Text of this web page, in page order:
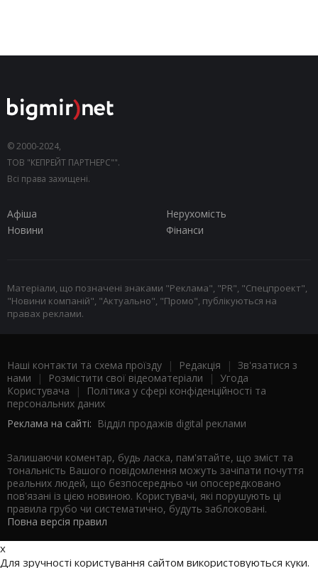
© 2000-2024,
ТОВ "КЕПРЕЙТ ПАРТНЕРС"".
Всі права захищені.
Афіша
Нерухомість
Новини
Фінанси
Матеріали, що позначені знаками "Реклама", "PR", "Спецпроект",
"Новини компаній", "Актуально", "Промо", публікуються на
правах реклами.
Наші контакти та схема проїзду | Редакція | Зв'язатися з
нами | Розмістити свої відеоматеріали | Угода
Користувача |
Політика у сфері конфіденційності та
персональних даних
Реклама на сайті: Відділ продажів digital реклами
Залишаючи коментар, будь ласка, пам'ятайте, що зміст та
тональність Вашого повідомлення можуть зачіпати почуття
реальних людей, що безпосередньо чи опосередковано
пов'язані із цією новиною. Користувачі, які порушують ці
правила грубо чи систематично, будуть заблоковані.
Повна версія правил
x
Для зручності користування сайтом використовуються куки.